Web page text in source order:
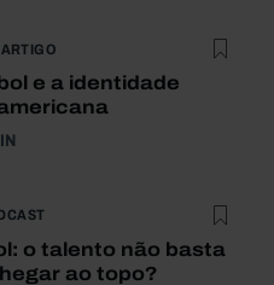
ARTIGO
e a identidade
o talento não basta
ao topo?